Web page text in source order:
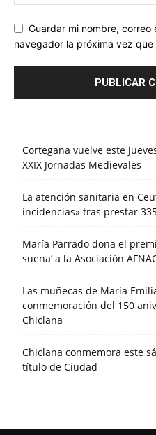
Guardar mi nombre,
navegador la próxima vez que
Cortegana vuelve este
XXIX Jornadas Medievales
La atención sanitaria en
incidencias» tras prestar
María Parrado dona el
suena’ a la Asociación
Las muñecas de María
conmemoración del 150
Chiclana
Chiclana conmemora este
título de Ciudad